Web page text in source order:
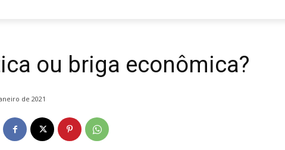
ou briga econômica?
de 2021